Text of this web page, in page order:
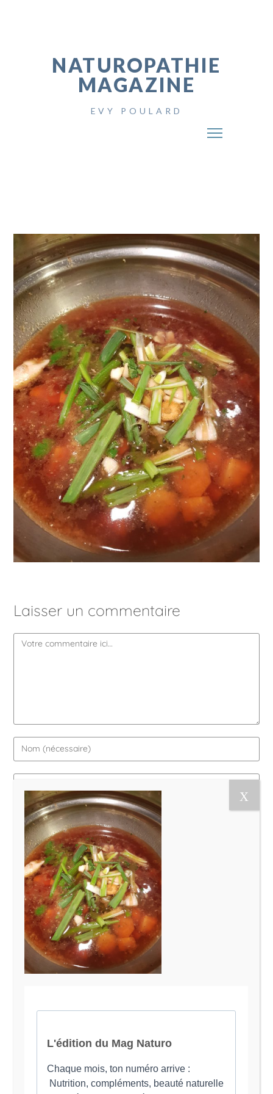
NATUROPATHIE
MAGAZINE
EVY POULARD
Laisser un commentaire
Le Magazine Naturo
Je suis Evy, Naturopathe spécialisée dans
l’accompagnement des femmes en préménopause et
ménopause